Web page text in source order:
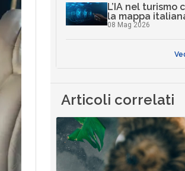
L’IA nel turismo
la mappa
08 Mag 2026
Articoli correlati